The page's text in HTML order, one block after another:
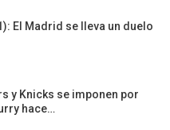
El Madrid se lleva un duelo
y Knicks se imponen por
hace…